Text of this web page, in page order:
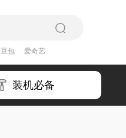
豆包 爱奇艺
装机必备